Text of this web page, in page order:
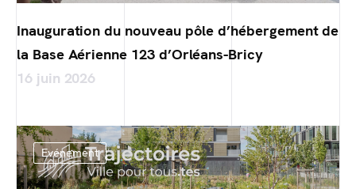
Inauguration du nouveau pôle d’hébergement de
la Base Aérienne 123 d’Orléans-Bricy
16 juin 2026
Evénement